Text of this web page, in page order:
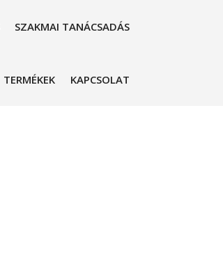
SZAKMAI TANÁCSADÁS
TERMÉKEK KAPCSOLAT